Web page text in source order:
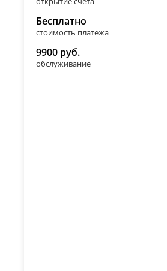
Бесплатно
стоимость платежа
9900 руб.
обслуживание